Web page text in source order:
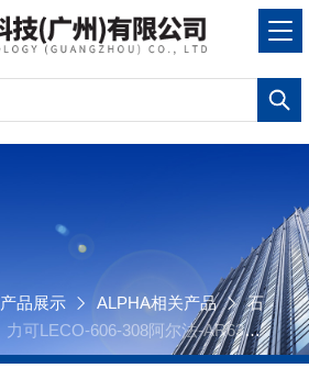
产品展示 ALPHA相关产品
石
力可LECO-606-308阿尔法-AR6308